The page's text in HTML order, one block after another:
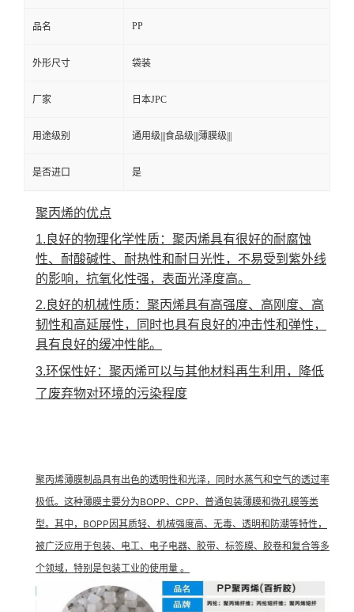
品名 PP
外形尺寸 袋装
厂家 日本JPC
用途级别 通用级|||食品级|||薄膜级|||
是否进口 是
聚丙烯的优点
1.良好的物理化学性质：聚丙烯具有很好的耐腐蚀
性、耐酸碱性、耐热性和耐日光性，不易受到紫外线
的影响，抗氧化性强，表面光泽度高。
2.良好的机械性质：聚丙烯具有高强度、高刚度、高
韧性和高延展性，同时也具有良好的冲击性和弹性，
具有良好的缓冲性能。
3.环保性好：聚丙烯可以与其他材料再生利用，降低
了废弃物对环境的污染程度
聚丙烯薄膜制品具有出色的透明性和光泽，同时水蒸气和空气的透过率
极低。这种薄膜主要分为BOPP、CPP、普通包装薄膜和微孔膜等类
型。其中，BOPP因其质轻、机械强度高、无毒、透明和防潮等特性，
被广泛应用于包装、电工、电子电器、胶带、标签膜、胶卷和复合等多
个领域，特别是包装工业的使用量 。